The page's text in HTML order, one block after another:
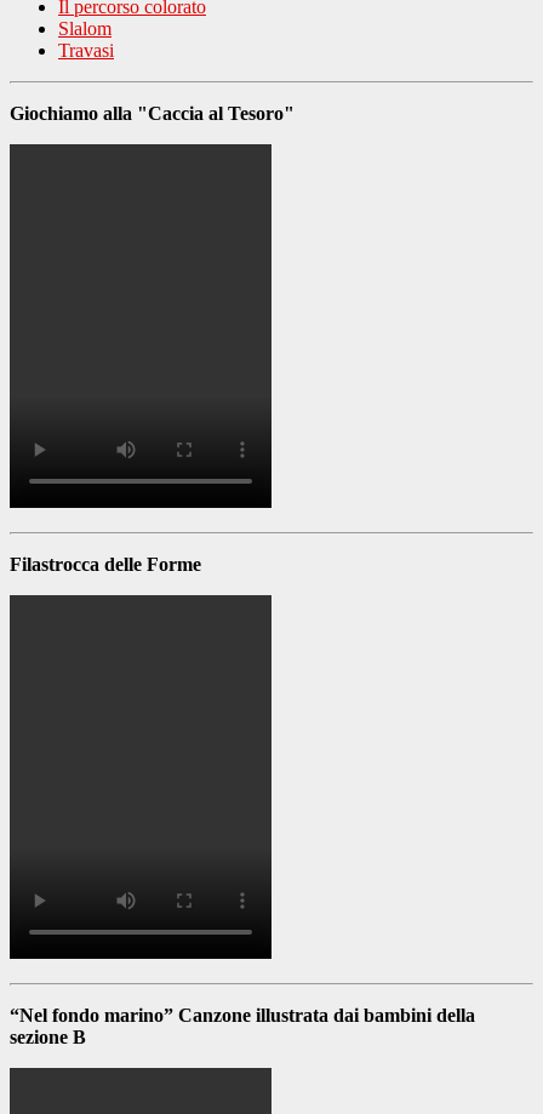
Il percorso colorato
Slalom
Travasi
Giochiamo alla "Caccia al Tesoro"
Filastrocca delle Forme
“Nel fondo marino” Canzone illustrata dai bambini della
sezione B